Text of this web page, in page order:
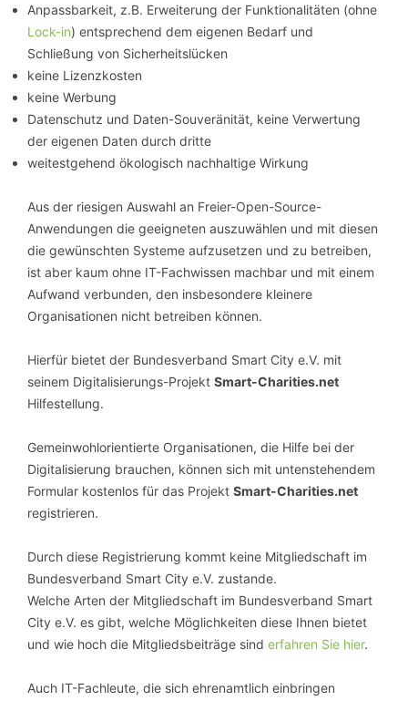
Anpassbarkeit, z.B. Erweiterung der Funktionalitäten (ohne
Lock-in) entsprechend dem eigenen Bedarf und
Schließung von Sicherheitslücken
keine Lizenzkosten
keine Werbung
Datenschutz und Daten-Souveränität, keine Verwertung
der eigenen Daten durch dritte
weitestgehend ökologisch nachhaltige Wirkung
Aus der riesigen Auswahl an Freier-Open-Source-
Anwendungen die geeigneten auszuwählen und mit diesen
die gewünschten Systeme aufzusetzen und zu betreiben,
ist aber kaum ohne IT-Fachwissen machbar und mit einem
Aufwand verbunden, den insbesondere kleinere
Organisationen nicht betreiben können.
Hierfür bietet der Bundesverband Smart City e.V. mit
seinem Digitalisierungs-Projekt Smart-Charities.net
Hilfestellung.
Gemeinwohlorientierte Organisationen, die Hilfe bei der
Digitalisierung brauchen, können sich mit untenstehendem
Formular kostenlos für das Projekt Smart-Charities.net
registrieren.
Durch diese Registrierung kommt keine Mitgliedschaft im
Bundesverband Smart City e.V. zustande.
Welche Arten der Mitgliedschaft im Bundesverband Smart
City e.V. es gibt, welche Möglichkeiten diese Ihnen bietet
und wie hoch die Mitgliedsbeiträge sind erfahren Sie hier.
Auch IT-Fachleute, die sich ehrenamtlich einbringen